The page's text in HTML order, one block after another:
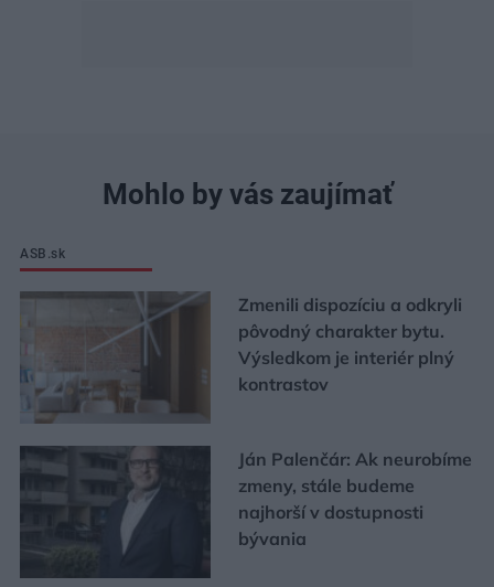
Mohlo by vás zaujímať
ASB.sk
Zmenili dispozíciu a odkryli
pôvodný charakter bytu.
Výsledkom je interiér plný
kontrastov
Ján Palenčár: Ak neurobíme
zmeny, stále budeme
najhorší v dostupnosti
bývania